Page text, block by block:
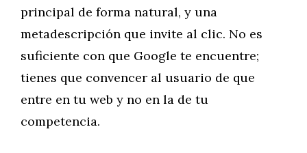
principal de forma natural, y una
metadescripción que invite al clic. No es
suficiente con que Google te encuentre;
tienes que convencer al usuario de que
entre en tu web y no en la de tu
competencia.